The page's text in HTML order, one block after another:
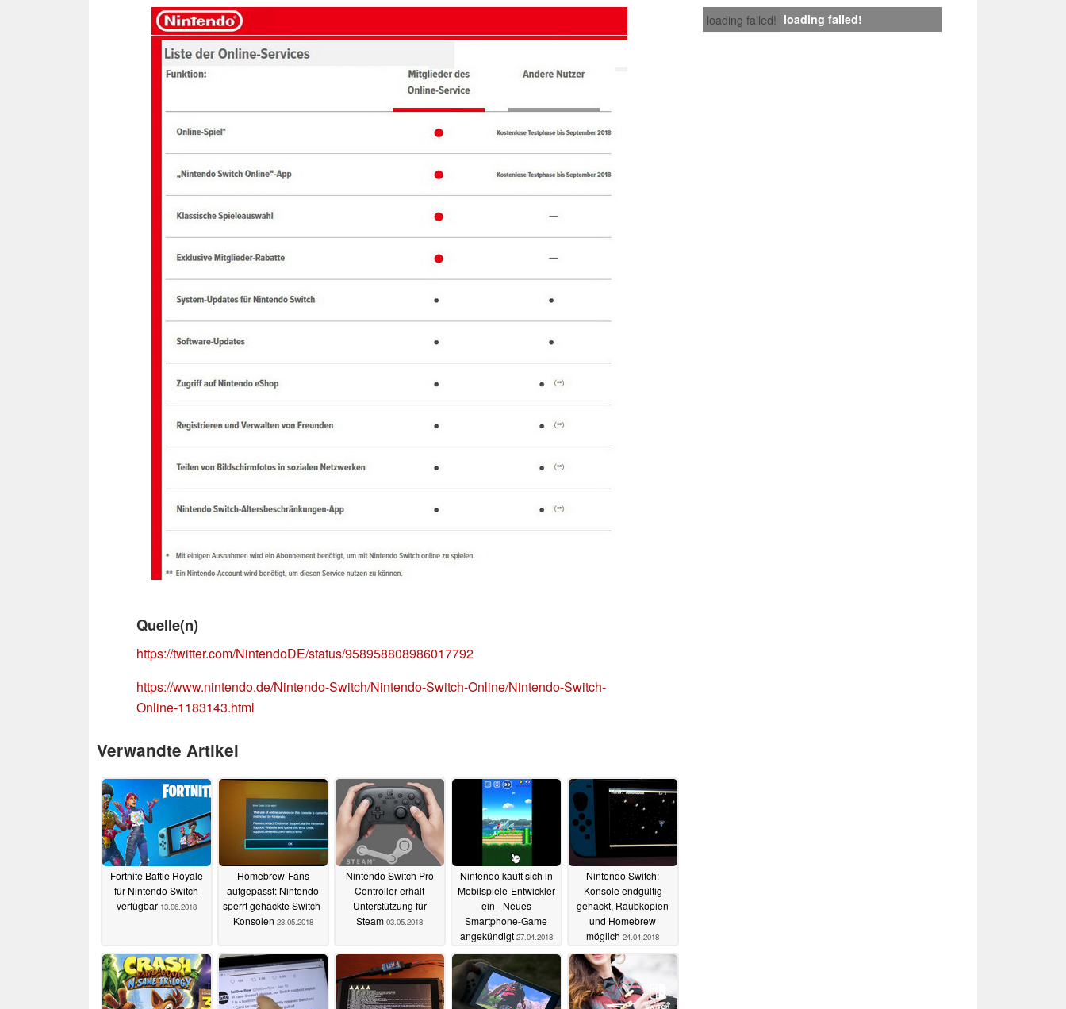
loading failed! loading failed!
Quelle(n)
https://twitter.com/NintendoDE/status/958958808986017792
https://www.nintendo.de/Nintendo-Switch/Nintendo-Switch-Online/Nintendo-Switch-
Online-1183143.html
Verwandte Artikel
Fortnite Battle Royale
für Nintendo Switch
verfügbar 13.06.2018
Homebrew-Fans
aufgepasst: Nintendo
sperrt gehackte Switch-
Konsolen 23.05.2018
Nintendo Switch Pro
Controller erhält
Unterstützung für
Steam 03.05.2018
Nintendo kauft sich in
Mobilspiele-Entwickler
ein - Neues
Smartphone-Game
angekündigt 27.04.2018
Nintendo Switch:
Konsole endgültig
gehackt, Raubkopien
und Homebrew
möglich 24.04.2018